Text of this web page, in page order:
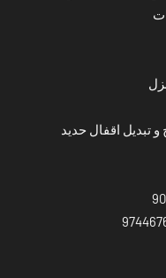
تبديل اقفال حديد